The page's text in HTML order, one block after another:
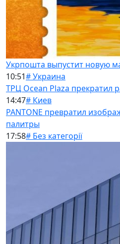
Укрпошта выпустит новую
10:51# Украина
ТРЦ Ocean Plaza прекратил
14:47# Киев
PANTONE превратил
палитры
17:58# Без категорії